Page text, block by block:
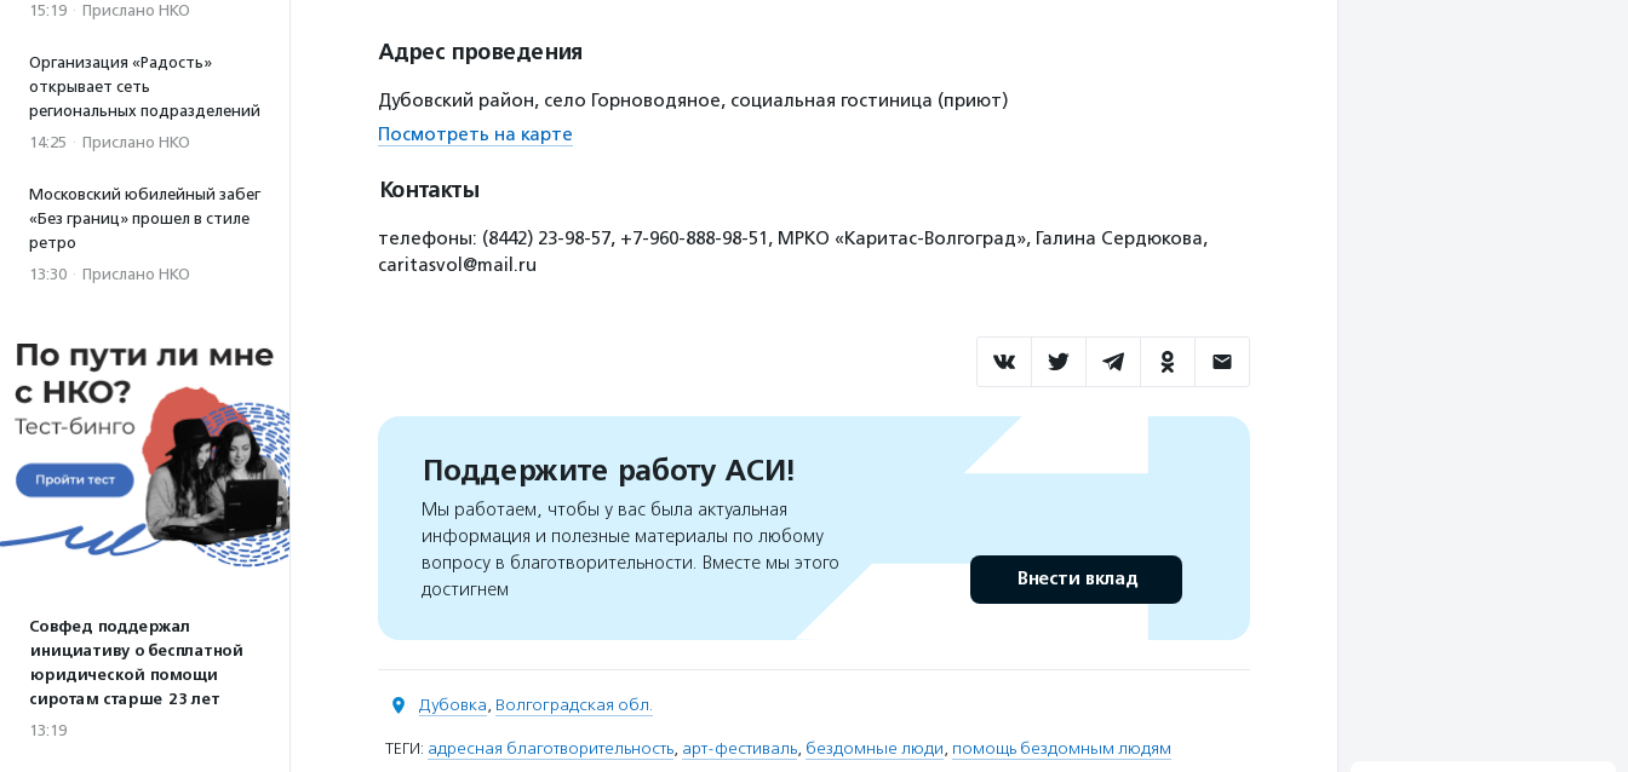
15:19 · Прислано НКО
Организация «Радость»
открывает сеть
региональных подразделений
14:25 · Прислано НКО
Московский юбилейный забег
«Без границ» прошел в стиле
ретро
13:30 · Прислано НКО
Совфед поддержал
инициативу о бесплатной
юридической помощи
сиротам старше 23 лет
13:19
Адрес проведения
Дубовский район, село Горноводяное, социальная гостиница (приют)
Посмотреть на карте
Контакты
телефоны: (8442) 23-98-57, +7-960-888-98-51, МРКО «Каритас-Волгоград», Галина Сердюкова,
caritasvol@mail.ru
Поддержите работу АСИ!
Мы работаем, чтобы у вас была актуальная
информация и полезные материалы по любому
вопросу в благотворительности. Вместе мы этого
достигнем
Внести вклад
Дубовка, Волгоградская обл.
ТЕГИ: адресная благотворительность, арт-фестиваль, бездомные люди, помощь бездомным людям